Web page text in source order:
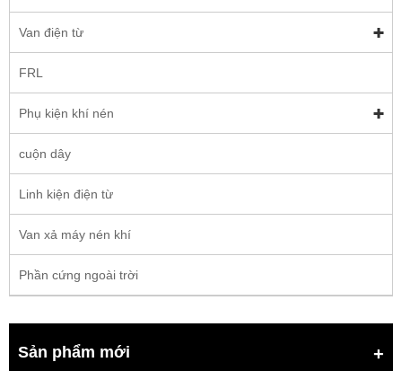
Van điện từ
FRL
Phụ kiện khí nén
cuộn dây
Linh kiện điện từ
Van xả máy nén khí
Phần cứng ngoài trời
Sản phẩm mới